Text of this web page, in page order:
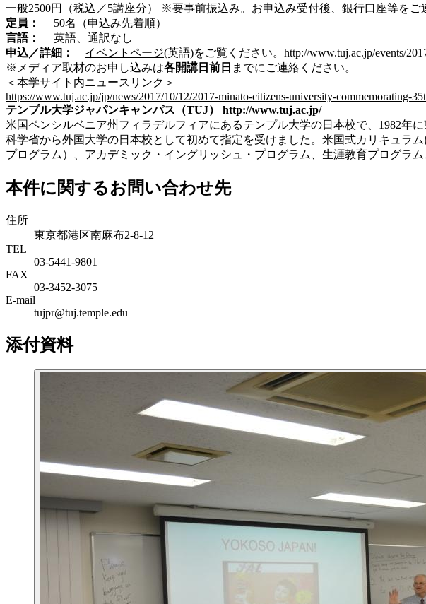
一般2500円（税込／5講座分）
※要事前振込み。お申込み受付後、銀行口座等をご
定員：
50名（申込み先着順）
言語：
英語、通訳なし
申込／詳細： イベントページ(英語)をご覧ください。 http://www.tuj.ac.jp/events/
※メディア取材のお申し込みは各開講日前日 までにご連絡ください。
＜本学サイト内ニュースリンク＞
https://www.tuj.ac.jp/jp/news/2017/10/12/2017-minato-citizens-university-commemorating-
テンプル大学ジャパンキャンパス（TUJ）
http://www.tuj.ac.jp/
米国ペンシルベニア州フィラデルフィアにあるテンプル大学の日本校で、 1982年に
科学省から外国大学の日本校として初めて指定を受けました。米国式カリキュラム
プログラム）、アカデミック・イングリッシュ・プログラム、生涯教育プログラ
本件に関するお問い合わせ先
住所
東京都港区南麻布2-8-12
TEL
03-5441-9801
FAX
03-3452-3075
E-mail
tujpr@tuj.temple.edu
添付資料